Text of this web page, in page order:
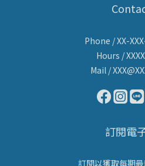
Phone / XX-
Hours /
Mail /
訂閱電
訂閱以獲取每期